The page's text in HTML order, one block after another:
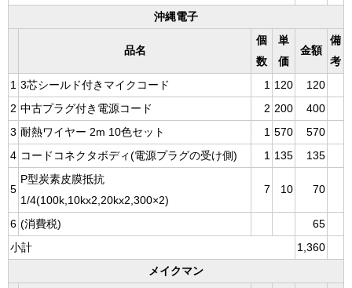
沖縄電子
品名
個
数
単
価
金額
備
考
1 3芯シールド付きマイクコード 1 120
120
2 中古プラグ付き電源コード 2 200
400
3 耐熱ワイヤー 2m 10色セット 1 570
570
4 コードコネクタボディ(電源プラグの受け側) 1 135 135
5
P型炭素皮膜抵抗
1/4(100k,10kx2,20kx2,300×2)
7 10 70
6 (消費税)
65
小計
1,360
メイクマン